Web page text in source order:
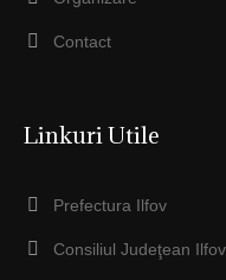
Contact
Linkuri Utile
Prefectura Ilfov
Consiliul Judeţean Ilfov